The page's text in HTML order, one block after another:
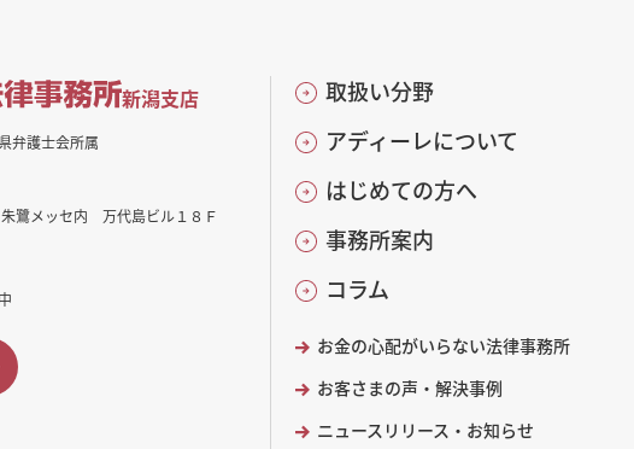
新潟支店
弁護士会所属
鷺メッセ内 万代島ビル１８Ｆ
取扱い分野
アディーレについて
はじめての方へ
事務所案内
コラム
お金の心配がいらない法律事務所
お客さまの声・解決事例
ニュースリリース・お知らせ